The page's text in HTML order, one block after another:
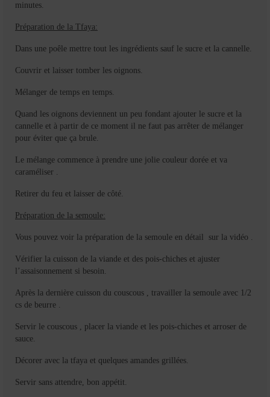
minutes.
Préparation de la Tfaya:
Dans une poêle mettre tout les ingrédients sauf le sucre et la cannelle.
Couvrir et laisser tomber les oignons.
Mélanger de temps en temps.
Quand les oignons deviennent un peu fondant ajouter le sucre et la
cannelle et à partir de ce moment il ne faut pas arrêter de mélanger
pour éviter que ça brule.
Le mélange commence à prendre une jolie couleur dorée et va
caraméliser .
Retirer du feu et laisser de côté.
Préparation de la semoule:
Vous pouvez voir la préparation de la semoule en détail sur la vidéo .
Vérifier la cuisson de la viande et des pois-chiches et ajuster
l’assaisonnement si besoin.
Après la dernière cuisson du couscous , travailler la semoule avec 1/2
cs de beurre .
Servir le couscous , placer la viande et les pois-chiches et arroser de
sauce.
Décorer avec la tfaya et quelques amandes grillées.
Servir sans attendre, bon appétit.